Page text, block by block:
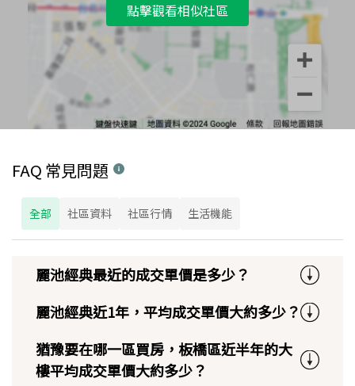
點擊觀看相似社區
FAQ 常見問題
全部 社區資料 社區行情 生活機能
麗池經典最近的成交單價是多少？
麗池經典近1年，平均成交單價大約多少？
猶豫要在哪一區買房，板橋區近半年的大
樓平均成交單價大約多少？